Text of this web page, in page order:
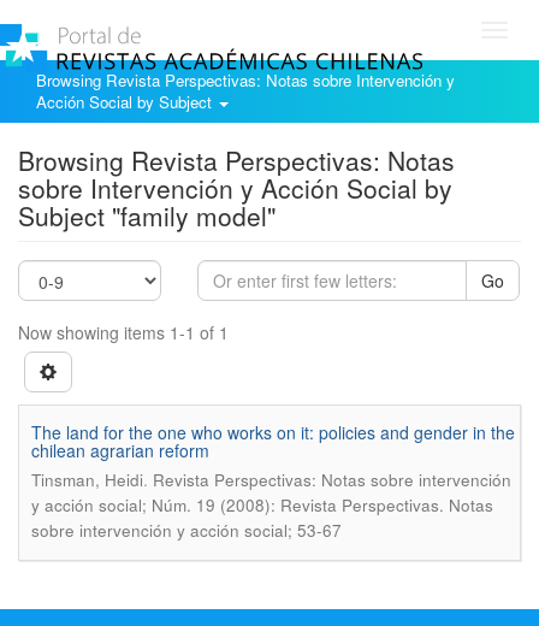
Browsing Revista Perspectivas: Notas sobre Intervención y
Acción Social by Subject
Browsing Revista Perspectivas: Notas
sobre Intervención y Acción Social by
Subject "family model"
Go
Now showing items 1-1 of 1
The land for the one who works on it: policies and gender in the
chilean agrarian reform
Tinsman, Heidi. Revista Perspectivas: Notas sobre intervención
y acción social; Núm. 19 (2008): Revista Perspectivas. Notas
sobre intervención y acción social; 53-67